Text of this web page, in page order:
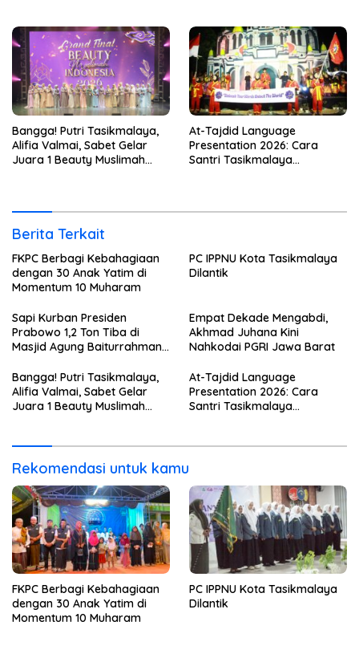
Bangga! Putri Tasikmalaya,
Alifia Valmai, Sabet Gelar
Juara 1 Beauty Muslimah
At-Tajdid Language
Presentation 2026: Cara
Santri Tasikmalaya
Berita Terkait
FKPC Berbagi Kebahagiaan
dengan 30 Anak Yatim di
Momentum 10 Muharam
PC IPPNU Kota Tasikmalaya
Dilantik
Sapi Kurban Presiden
Prabowo 1,2 Ton Tiba di
Masjid Agung Baiturrahman
Empat Dekade Mengabdi,
Akhmad Juhana Kini
Nahkodai PGRI Jawa Barat
Bangga! Putri Tasikmalaya,
Alifia Valmai, Sabet Gelar
Juara 1 Beauty Muslimah
At-Tajdid Language
Presentation 2026: Cara
Santri Tasikmalaya
Rekomendasi untuk kamu
FKPC Berbagi Kebahagiaan
dengan 30 Anak Yatim di
Momentum 10 Muharam
PC IPPNU Kota Tasikmalaya
Dilantik